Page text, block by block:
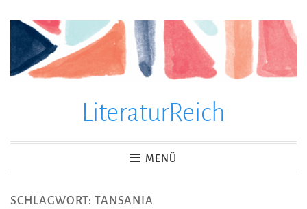
Zum
springen
LiteraturReich
MENÜ
SCHLAGWORT: TANSANIA